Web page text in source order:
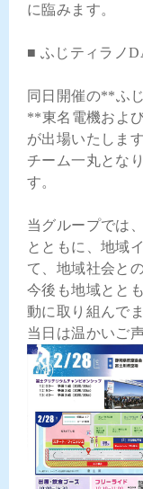
に臨みます。
■ ふじティラノ
同日開催の**ふ
**東名電機およ
が出場いたします
チーム一丸とな
す。
当グループでは
とともに、地域
て、地域社会と
今後も地域とと
動に取り組んで
当日は温かいご